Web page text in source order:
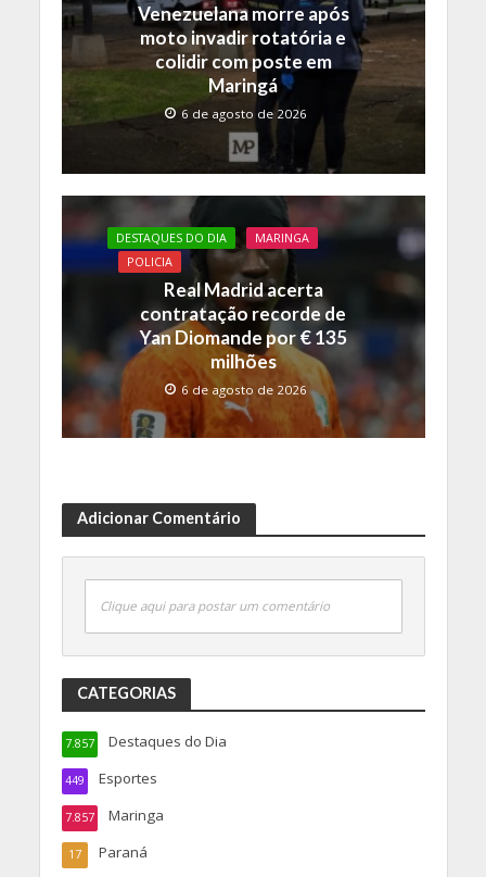
Venezuelana morre após
moto invadir rotatória e
colidir com poste em
Maringá
6 de agosto de 2026
DESTAQUES DO DIA
MARINGA
POLICIA
Real Madrid acerta
contratação recorde de
Yan Diomande por € 135
milhões
6 de agosto de 2026
Adicionar Comentário
Clique aqui para postar um comentário
CATEGORIAS
Destaques do Dia
7.857
Esportes
449
Maringa
7.857
Paraná
17